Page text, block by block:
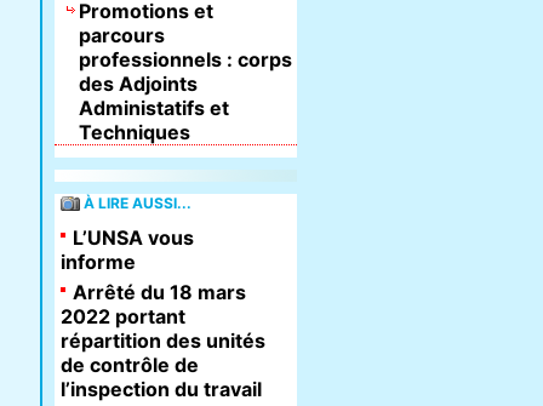
Promotions et
parcours
professionnels : corps
des Adjoints
Administatifs et
Techniques
À LIRE AUSSI...
L’UNSA vous
informe
Arrêté du 18 mars
2022 portant
répartition des unités
de contrôle de
l’inspection du travail